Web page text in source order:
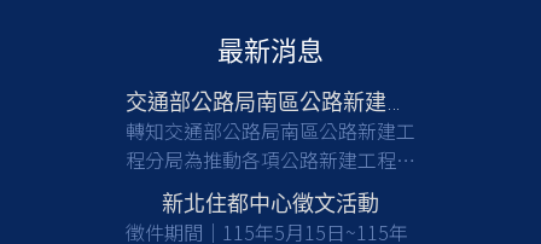
最新消息
轉知交通部公路局南區公路新建工
程分局為推動各項公路新建工程，
亟需具備土木工程等相關專業背景
之人才加入，共同提升公共工程品
新北住都中心徵文活動
徵件期間｜115年5月15日~115年